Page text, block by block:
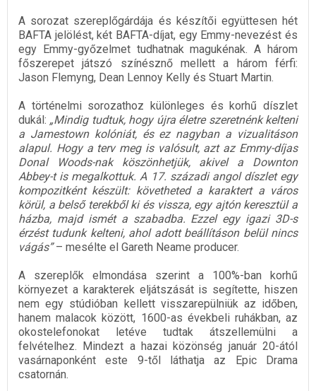
A sorozat szereplőgárdája és készítői együttesen hét
BAFTA jelölést, két BAFTA-díjat, egy Emmy-nevezést és
egy Emmy-győzelmet tudhatnak magukénak. A három
főszerepet játszó színésznő mellett a három férfi:
Jason Flemyng, Dean Lennoy Kelly és Stuart Martin.
A történelmi sorozathoz különleges és korhű díszlet
dukál: „Mindig tudtuk, hogy újra életre szeretnénk kelteni
a Jamestown kolóniát, és ez nagyban a vizualitáson
alapul. Hogy a terv meg is valósult, azt az Emmy-díjas
Donal Woods-nak köszönhetjük, akivel a Downton
Abbey-t is megalkottuk. A 17. századi angol díszlet egy
kompozitként készült: követheted a karaktert a város
körül, a belső terekből ki és vissza, egy ajtón keresztül a
házba, majd ismét a szabadba. Ezzel egy igazi 3D-s
érzést tudunk kelteni, ahol adott beállításon belül nincs
vágás”– mesélte el Gareth Neame producer.
A szereplők elmondása szerint a 100%-ban korhű
környezet a karakterek eljátszását is segítette, hiszen
nem egy stúdióban kellett visszarepülniük az időben,
hanem malacok között, 1600-as évekbeli ruhákban, az
okostelefonokat letéve tudtak átszellemülni a
felvételhez. Mindezt a hazai közönség január 20-ától
vasárnaponként este 9-től láthatja az Epic Drama
csatornán.